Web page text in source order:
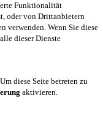
Funktionalität
oder von Drittanbietern
verwenden. Wenn Sie diese
dieser Dienste
diese Seite betreten zu
aktivieren.